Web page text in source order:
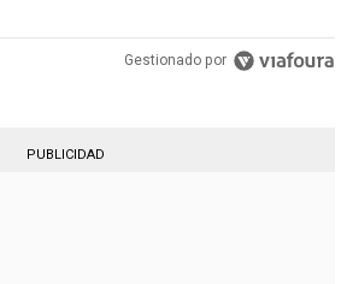
Gestionado por
PUBLICIDAD